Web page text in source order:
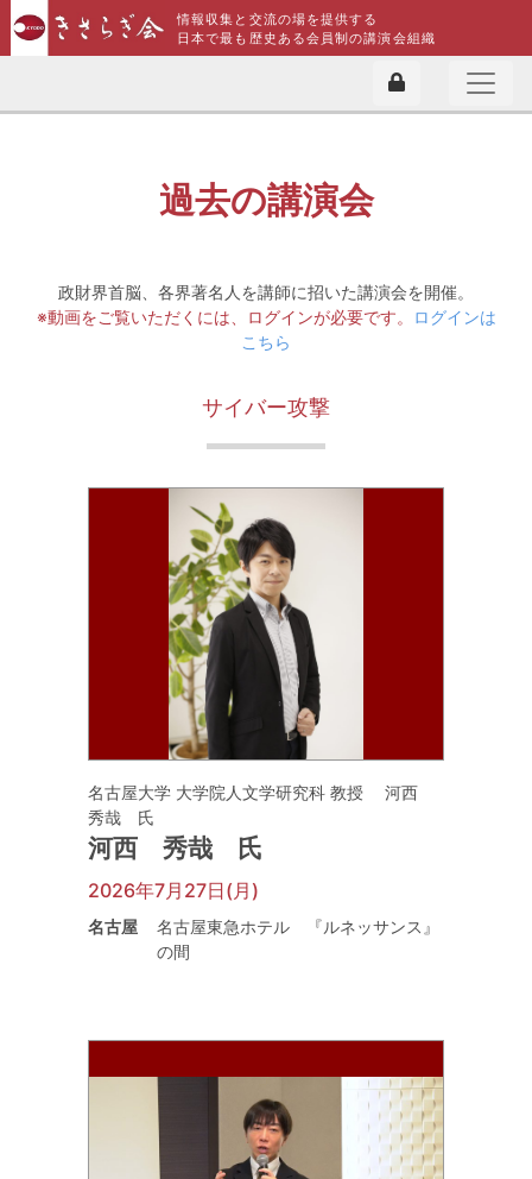
情報収集と交流の場を提供する
日本で最も歴史ある会員制の講演会組織
過去の講演会
政財界首脳、各界著名人を講師に招いた講演会を開催。
※動画をご覧いただくには、ログインが必要です。
ログインは
こちら
サイバー攻撃
名古屋大学 大学院人文学研究科 教授 河西
秀哉 氏
河西 秀哉 氏
2026年7月27日(月)
名古屋
名古屋東急ホテル 『ルネッサンス』
の間